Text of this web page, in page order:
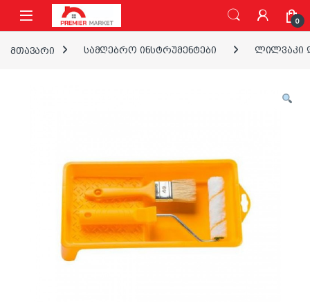
ნავიგაციაზე გადასვლა
შინაარსზე გადასვლა
0
მთავარი სამღებრო ინსტრუმენტები ლილვაკი